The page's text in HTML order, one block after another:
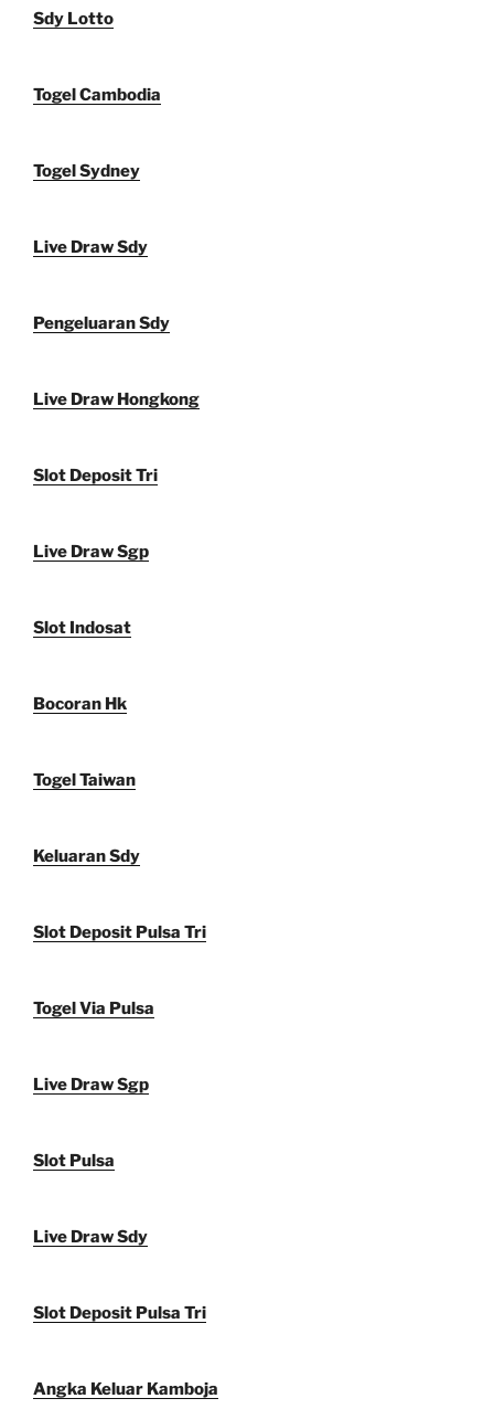
Sdy Lotto
Togel Cambodia
Togel Sydney
Live Draw Sdy
Pengeluaran Sdy
Live Draw Hongkong
Slot Deposit Tri
Live Draw Sgp
Slot Indosat
Bocoran Hk
Togel Taiwan
Keluaran Sdy
Slot Deposit Pulsa Tri
Togel Via Pulsa
Live Draw Sgp
Slot Pulsa
Live Draw Sdy
Slot Deposit Pulsa Tri
Angka Keluar Kamboja